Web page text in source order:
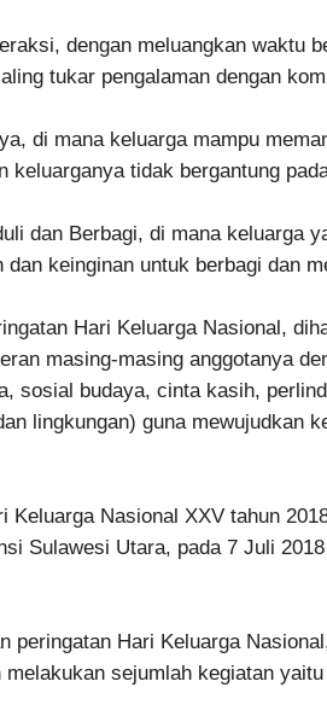
dengan meluangkan waktu
tukar pengalaman dengan
di mana keluarga mampu
keluarganya tidak bergantung
dan Berbagi, di mana keluarga
dan keinginan untuk berbagi dan
Hari Keluarga Nasional,
masing-masing anggotanya
sosial budaya, cinta kasih,
lingkungan) guna mewujudkan
Keluarga Nasional XXV tahun
Sulawesi Utara, pada 7 Juli
peringatan Hari Keluarga
sejumlah kegiatan yaitu